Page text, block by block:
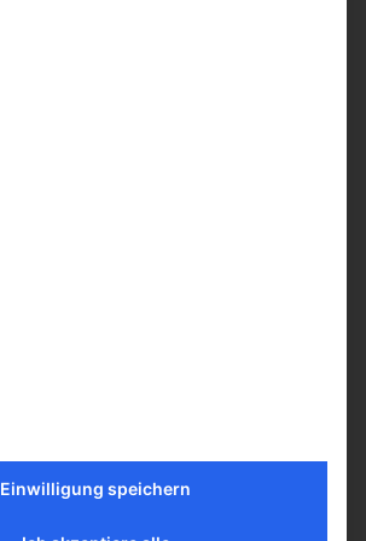
Einwilligung speichern